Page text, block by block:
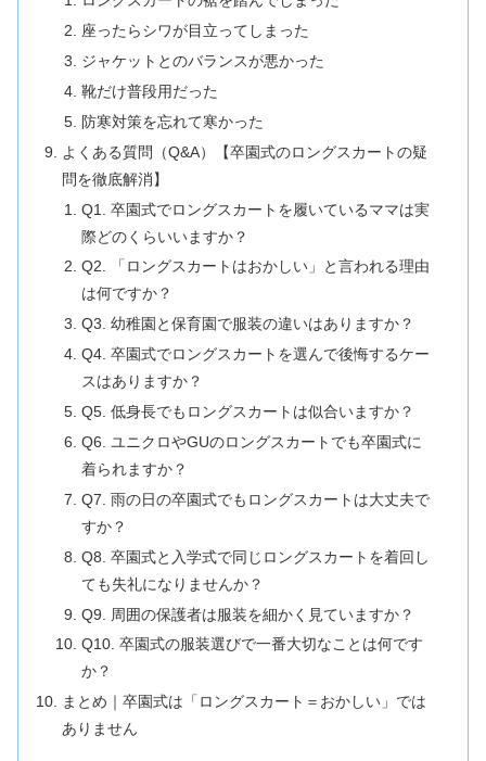
座ったらシワが目立ってしまった
ジャケットとのバランスが悪かった
靴だけ普段用だった
防寒対策を忘れて寒かった
よくある質問（Q&A）【卒園式のロングスカートの疑
問を徹底解消】
Q1. 卒園式でロングスカートを履いているママは実
際どのくらいいますか？
Q2. 「ロングスカートはおかしい」と言われる理由
は何ですか？
Q3. 幼稚園と保育園で服装の違いはありますか？
Q4. 卒園式でロングスカートを選んで後悔するケー
スはありますか？
Q5. 低身長でもロングスカートは似合いますか？
Q6. ユニクロやGUのロングスカートでも卒園式に
着られますか？
Q7. 雨の日の卒園式でもロングスカートは大丈夫で
すか？
Q8. 卒園式と入学式で同じロングスカートを着回し
ても失礼になりませんか？
Q9. 周囲の保護者は服装を細かく見ていますか？
Q10. 卒園式の服装選びで一番大切なことは何です
か？
まとめ｜卒園式は「ロングスカート＝おかしい」では
ありません